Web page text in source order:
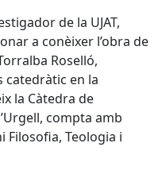
de la UJAT,
a conèixer l’obra de
Roselló,
catedràtic en la
la Càtedra de
compta amb
Teologia i